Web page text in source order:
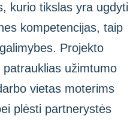
kurio tikslas yra ugdyti
kompetencijas, taip
Projekto
užimtumo
vietas moterims
plėsti partnerystės